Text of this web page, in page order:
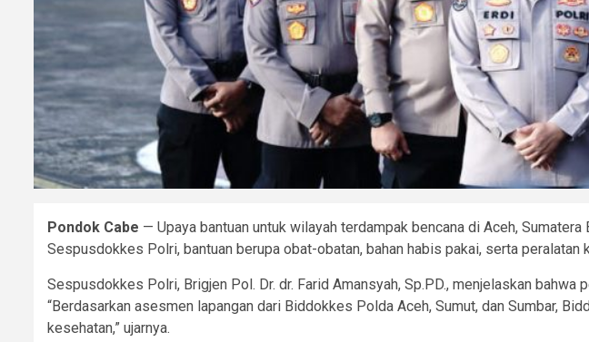
Pondok Cabe — Upaya bantuan untuk wilayah terdampak bencana di Aceh,
Sespusdokkes Polri, bantuan berupa obat-obatan, bahan habis pakai, serta
Sespusdokkes Polri, Brigjen Pol. Dr. dr. Farid Amansyah, Sp.PD., menjelaskan
“Berdasarkan asesmen lapangan dari Biddokkes Polda Aceh, Sumut, dan Sumbar,
kesehatan,” ujarnya.